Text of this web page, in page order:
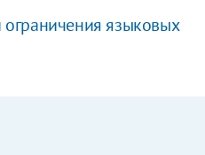
языковых